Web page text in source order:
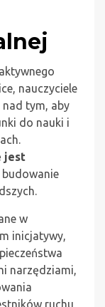
nauczyciele
nad tym, aby
do nauki i
jest
budowanie
w
inicjatywy,
narzędziami,